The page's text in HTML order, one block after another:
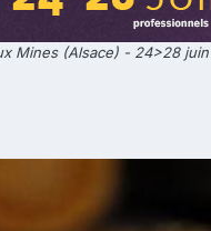
Mines (Alsace) - 24>28